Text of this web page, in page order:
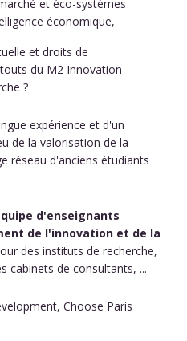
et éco-systèmes
économique,
et droits de
du M2 Innovation
?
expérience et d'un
de la valorisation de la
réseau d'anciens étudiants
d'enseignants
de l'innovation et de la
des instituts de recherche,
cabinets de consultants, ...
Choose Paris